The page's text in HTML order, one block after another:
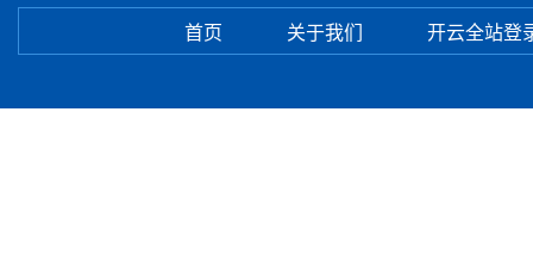
首页 关于我们 开云全站登